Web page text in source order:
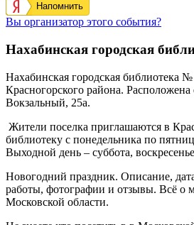
Напомнить
Вы организатор этого события?
Нахабинская городская
Нахабинская городская библиотека
Красногорского района.
Вокзальный, 25а.
Жители поселка приглашаются в
библиотеку с понедельника по
Выходной день – суббота,
Новогодний праздник. Описание,
работы, фотографии и отзывы. Всё о
Московской области.